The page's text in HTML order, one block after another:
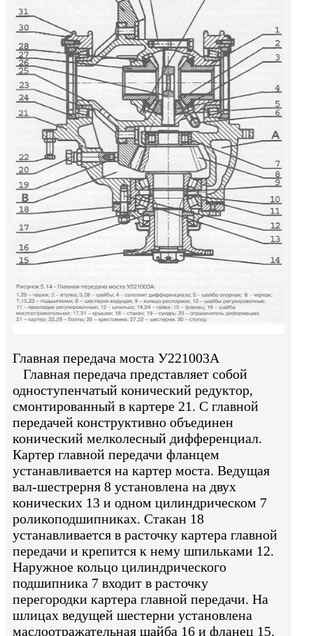
Главная передача моста У221003А
Главная передача представляет собой
одноступенчатый конический редуктор,
смонтированный в картере 21. С главной
передачей конструктивно объединен
конический мелколесный дифференциал.
Картер главной передачи фланцем
устанавливается на картер моста. Ведущая
вал-шестрерня 8 установлена на двух
конических 13 и одном цилиндрическом 7
роликоподшипниках. Стакан 18
устанавливается в расточку картера главной
передачи и крепится к нему шпильками 12.
Наружное кольцо цилиндрического
подшипника 7 входит в расточку
перегородки картера главной передачи. На
шлицах ведущей шестерни установлена
маслоотражательная шайба 16 и фланец 15.